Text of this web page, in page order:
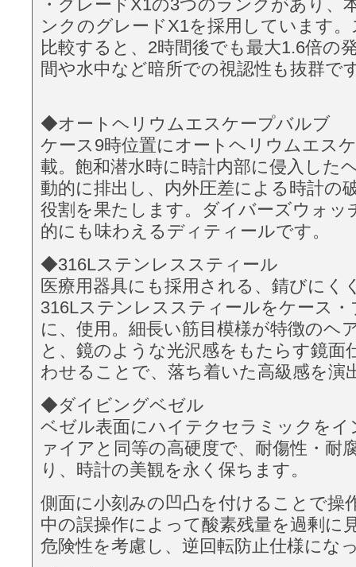
・グレードX1の3つのランクがあり、
ンクのグレードX1を採用しています
比較すると、2時間後でも最大1.6倍の
間や水中など暗所での視認性も抜群で
◆オートヘリウムエスケープバルブ
ケース9時位置にオートヘリウムエス
載。飽和潜水時に時計内部に侵入した
動的に排出し、内外圧差による時計の
役割を果たします。ダイバーズウォッ
的にも味わえるディティールです。
◆316Lステンレススティール
医療用器具にも採用される、錆びにく
316Lステンレススティールをケース
に、使用。細長い筋目模様が特徴のヘ
と、鏡のような光沢感をもたらす鏡面
わせることで、落ち着いた高級感を演
◆ダイビングベゼル
ベゼル表面にハイテクセラミックをイ
ァイアと同等の高硬度で、耐傷性・耐
り、時計の美観を永く保ちます。
側面に小刻みの凹凸を付けることで操
中の誤操作によって酸素残量を過剰に
危険性を考慮し、逆回転防止仕様にな